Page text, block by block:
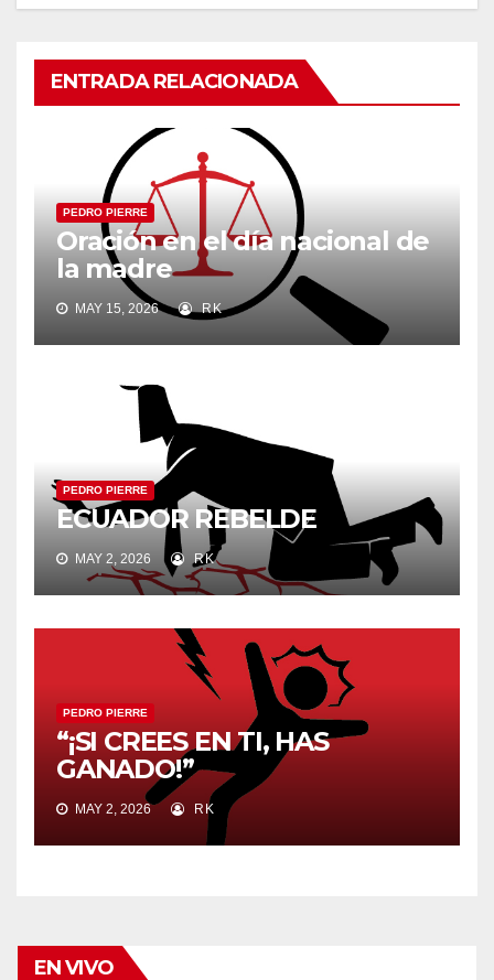
ENTRADA RELACIONADA
PEDRO PIERRE
Oración en el día nacional de
la madre
MAY 15, 2026 RK
PEDRO PIERRE
ECUADOR REBELDE
MAY 2, 2026 RK
PEDRO PIERRE
“¡SI CREES EN TI, HAS
GANADO!”
MAY 2, 2026 RK
EN VIVO